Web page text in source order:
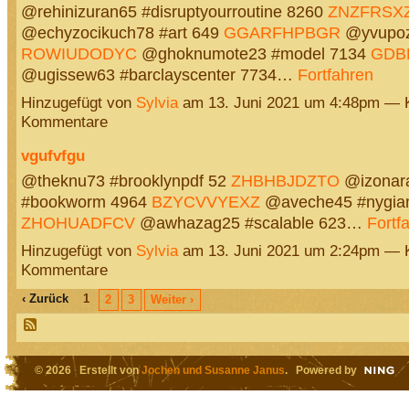
@rehinizuran65 #disruptyourroutine 8260
@echyzocikuch78 #art 649 GGARFHPBGR
ROWIUDODYC @ghoknumote23 #model 7134
@ugissew63 #barclayscenter 7734… Fortfahren
Hinzugefügt von Sylviaam 13. Juni 2021 um 4:48pm —
Kommentare
vgufvfgu
@theknu73 #brooklynpdf 52 ZHBHBJDZTO
#bookworm 4964 BZYCVVYEXZ@aveche45
ZHOHUADFCV@awhazag25 #scalable 623…
Hinzugefügt von Sylviaam 13. Juni 2021 um 2:24pm —
Kommentare
‹ Zurück 1 2 3 Weiter ›
© 2026 Erstellt vonJochen und Susanne Janus. Powered by